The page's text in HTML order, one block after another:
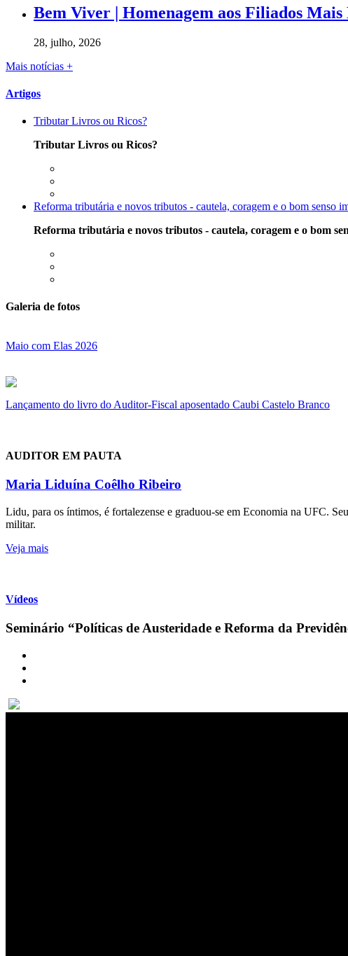
Bem Viver | Homenagem aos Filiados Mais
28, julho, 2026
Mais notícias +
Artigos
Tributar Livros ou Ricos?
Tributar Livros ou Ricos?
Reforma tributária e novos tributos - cautela, coragem e o bom senso
Reforma tributária e novos tributos - cautela, coragem e o bom
Galeria de fotos
Maio com Elas 2026
Lançamento do livro do Auditor-Fiscal aposentado Caubi Castelo Branco
AUDITOR EM PAUTA
Maria Liduína Coêlho Ribeiro
Lidu, para os íntimos, é fortalezense e graduou-se em Economia na UFC.
militar.
Veja mais
Vídeos
Seminário “Políticas de Austeridade e Reforma da